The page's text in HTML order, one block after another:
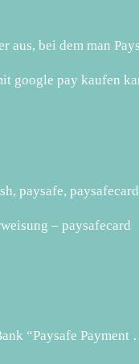
aus, bei dem man
google pay kaufen
paysafe,
– paysafecard
“Paysafe Payment